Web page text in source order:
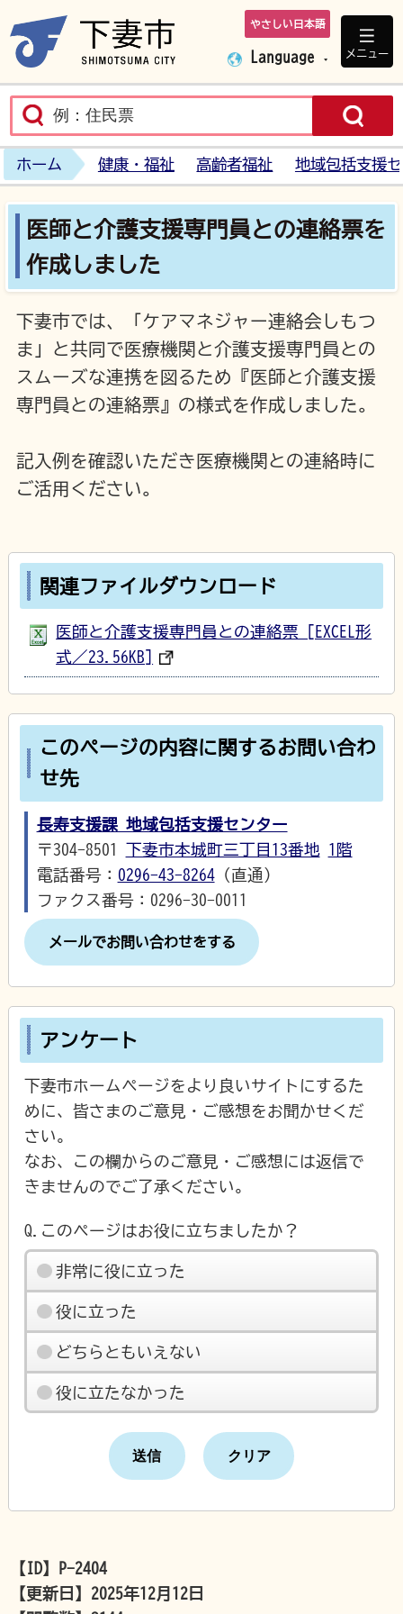
下妻市ホームペ
やさしい日本語
Language メニュー
ホーム 健康・福祉 高齢者福祉 地域包括支援
医師と介護支援専門員との連絡票を
作成しました
下妻市では、「ケアマネジャー連絡会しもつ
ま」と共同で医療機関と介護支援専門員との
スムーズな連携を図るため『医師と介護支援
専門員との連絡票』の様式を作成しました。
記入例を確認いただき医療機関との連絡時に
ご活用ください。
関連ファイルダウンロード
医師と介護支援専門員との連絡票 [EXCEL形
式／23.56KB]
このページの内容に関するお問い合わ
せ先
長寿支援課 地域包括支援センター
〒304-8501 下妻市本城町三丁目13番地 1階
電話番号： 0296-43-8264（直通）
ファクス番号：0296-30-0011
メールでお問い合わせをする
アンケート
下妻市ホームページをより良いサイトにするた
めに、皆さまのご意見・ご感想をお聞かせくだ
さい。
なお、この欄からのご意見・ご感想には返信で
きませんのでご了承ください。
Q.このページはお役に立ちましたか？
非常に役に立った
役に立った
どちらともいえない
役に立たなかった
【ID】
P-2404
【更新日】 2025年12月12日